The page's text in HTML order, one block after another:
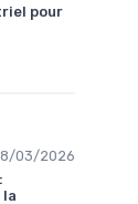
pour
03/2026